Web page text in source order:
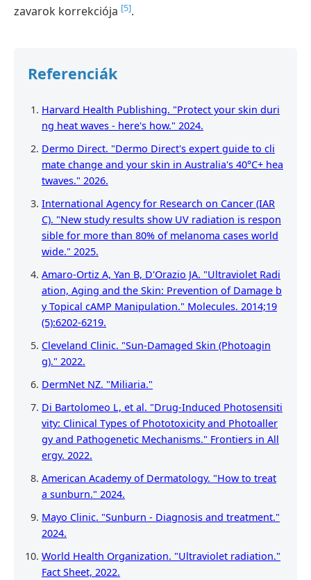
zavarok korrekciója [5].
Referenciák
Harvard Health Publishing. "Protect your skin duri
ng heat waves - here's how." 2024.
Dermo Direct. "Dermo Direct's expert guide to cli
mate change and your skin in Australia's 40°C+ hea
twaves." 2026.
International Agency for Research on Cancer (IAR
C). "New study results show UV radiation is respon
sible for more than 80% of melanoma cases world
wide." 2025.
Amaro-Ortiz A, Yan B, D'Orazio JA. "Ultraviolet Radi
ation, Aging and the Skin: Prevention of Damage b
y Topical cAMP Manipulation." Molecules. 2014;19
(5):6202-6219.
Cleveland Clinic. "Sun-Damaged Skin (Photoagin
g)." 2022.
DermNet NZ. "Miliaria."
Di Bartolomeo L, et al. "Drug-Induced Photosensiti
vity: Clinical Types of Phototoxicity and Photoaller
gy and Pathogenetic Mechanisms." Frontiers in All
ergy. 2022.
American Academy of Dermatology. "How to treat
a sunburn." 2024.
Mayo Clinic. "Sunburn - Diagnosis and treatment."
2024.
World Health Organization. "Ultraviolet radiation."
Fact Sheet, 2022.